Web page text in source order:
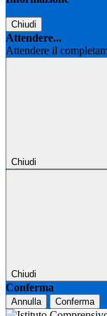
Chiudi
Attendere...
Attendere il
Chiudi
Chiudi
Conferma
Annulla Conferma